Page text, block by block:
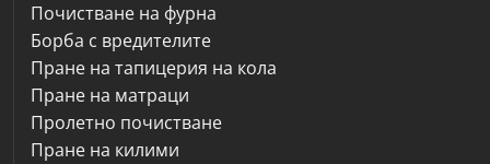
Почистване на фурна
Борба с вредителите
Пране на тапицерия на кола
Пране на матраци
Пролетно почистване
Пране на килими